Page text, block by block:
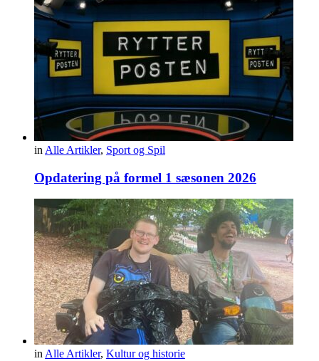
in Alle Artikler, Sport og Spil
Opdatering på formel 1 sæsonen 2026
in Alle Artikler, Kultur og historie